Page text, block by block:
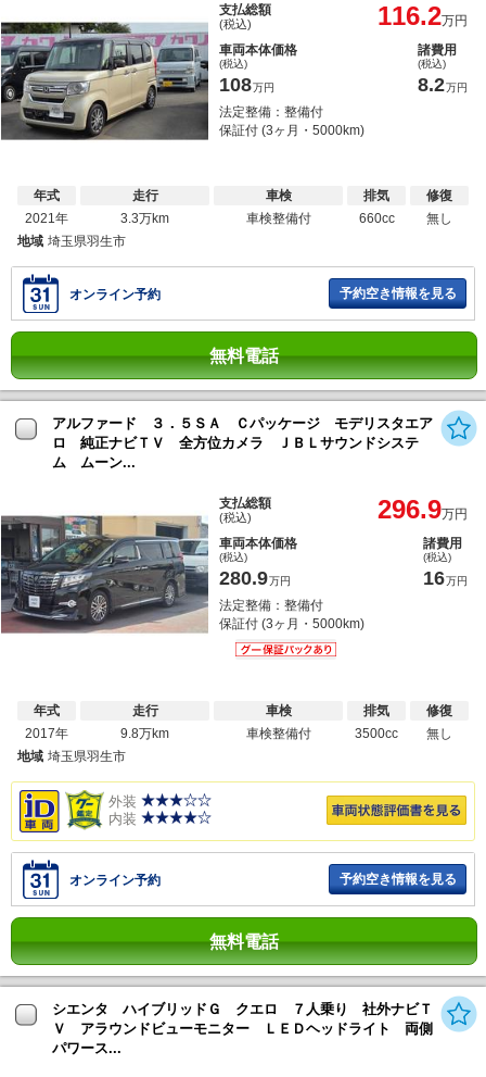
支払総額
(税込) 116.2万円
車両本体価格
(税込)
108万円
諸費用
(税込)
8.2万円
法定整備：整備付
保証付 (3ヶ月・5000km)
年式
2021年
走行
3.3万km
車検
車検整備付
排気
660cc
修復
無し
地域 埼玉県羽生市
オンライン予約 予約空き情報を見る
無料電話
アルファード ３．５ＳＡ Ｃパッケージ モデリスタエア
ロ 純正ナビＴＶ 全方位カメラ ＪＢＬサウンドシステ
ム ムーン...
支払総額
(税込) 296.9万円
車両本体価格
(税込)
280.9万円
諸費用
(税込)
16万円
法定整備：整備付
保証付 (3ヶ月・5000km)
年式
2017年
走行
9.8万km
車検
車検整備付
排気
3500cc
修復
無し
地域 埼玉県羽生市
外装
内装
オンライン予約 予約空き情報を見る
無料電話
シエンタ ハイブリッドＧ クエロ ７人乗り 社外ナビＴ
Ｖ アラウンドビューモニター ＬＥＤヘッドライト 両側
パワース...